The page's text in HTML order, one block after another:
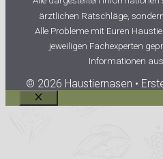
ärztlichen Ratschläge,
Alle Probleme mit Euren
jeweiligen Fachexperten
Informationen
© 2026 Haustiernasen •
Schließen